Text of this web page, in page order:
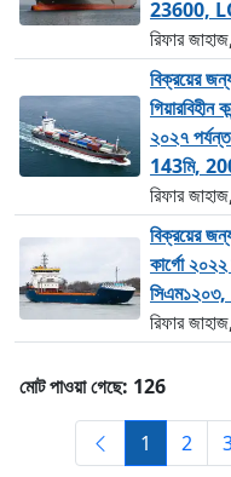
23600,
রিফার
বিক্রয়ের
গিয়ারবিহীন
২০২৭
143মি,
রিফার
বিক্রয়ের
কার্গো
রিফার
মোট পাওয়া গেছে: 126
1 2